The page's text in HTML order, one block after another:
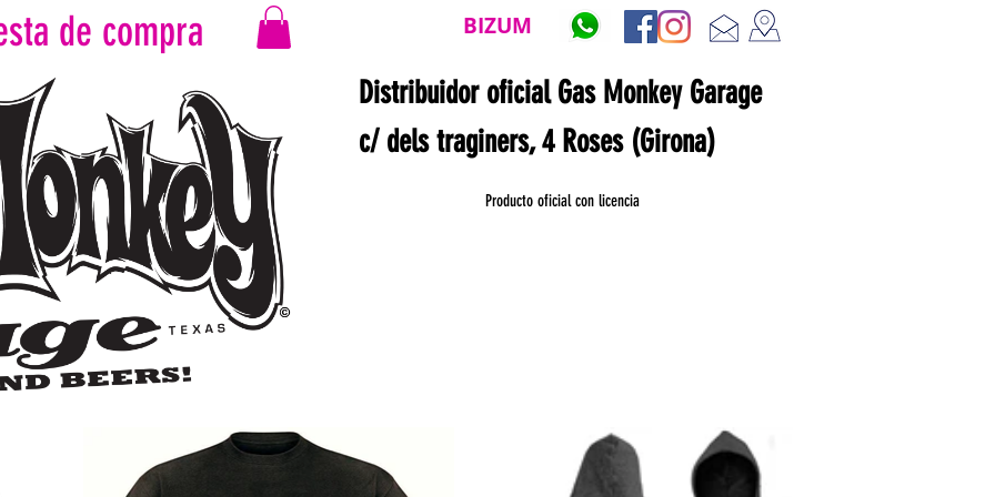
de compra BIZUM
Producto oficial con licencia
c/ dels traginers, 4 Roses (Girona)
Distribuidor oficial Gas Monkey Garage